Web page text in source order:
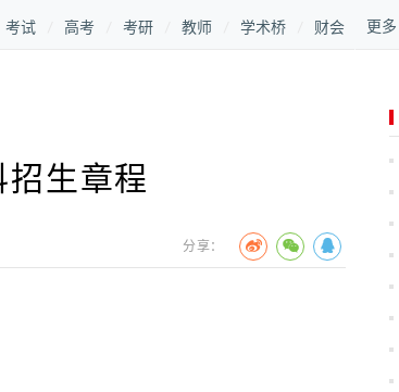
考试 高考 考研 教师 学术桥 财会 更多
生章程
分享：